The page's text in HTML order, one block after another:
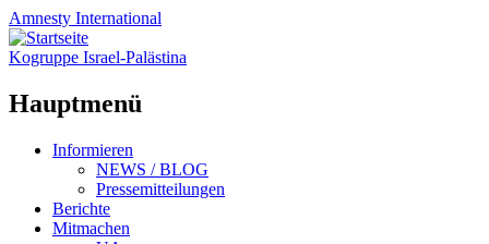
Amnesty International
Kogruppe Israel-Palästina
Hauptmenü
Zum
Informieren
NEWS / BLOG
Pressemitteilungen
Berichte
Mitmachen